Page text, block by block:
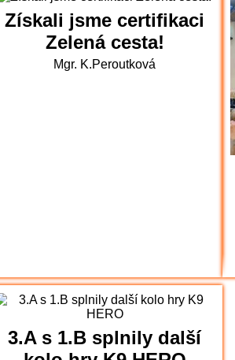
Získali jsme certifikaci
Zelená cesta!
Mgr. K.Peroutková
3.A s 1.B splnily další